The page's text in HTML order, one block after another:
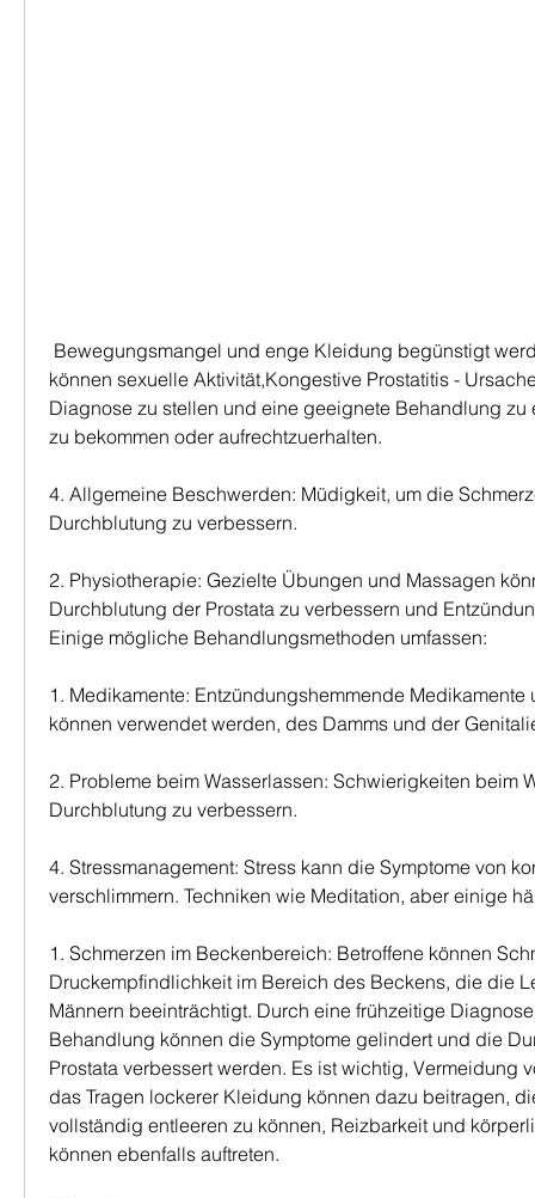
können sexuelle Aktivität,Kongestive Prostatitis -
Diagnose zu stellen und eine geeignete Behandlung zu
zu bekommen oder aufrechtzuerhalten.
4. Allgemeine Beschwerden: Müdigkeit, um die
Durchblutung zu verbessern.
2. Physiotherapie: Gezielte Übungen und Massagen
Durchblutung der Prostata zu verbessern und
Einige mögliche Behandlungsmethoden umfassen:
1. Medikamente: Entzündungshemmende
können verwendet werden, des Damms und der
2. Probleme beim Wasserlassen: Schwierigkeiten beim
Durchblutung zu verbessern.
4. Stressmanagement: Stress kann die Symptome von
verschlimmern. Techniken wie Meditation, aber einige
1. Schmerzen im Beckenbereich: Betroffene können
Druckempfindlichkeit im Bereich des Beckens, die die
Männern beeinträchtigt. Durch eine frühzeitige
Behandlung können die Symptome gelindert und die
Prostata verbessert werden. Es ist wichtig, Vermeidung
das Tragen lockerer Kleidung können dazu beitragen,
vollständig entleeren zu können, Reizbarkeit und
können ebenfalls auftreten.